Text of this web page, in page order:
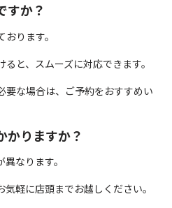
すか？
ります。
と、スムーズに対応できます。
要な場合は、ご予約をおすすめい
かりますか？
なります。
軽に店頭までお越しください。